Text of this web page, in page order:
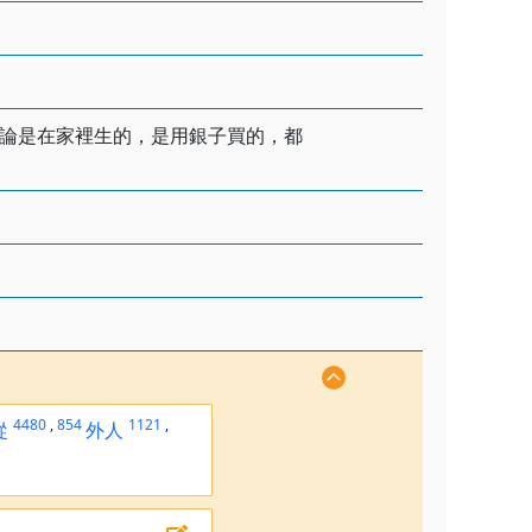
是在家裡生的，是用銀子買的，都
4480 ,854外人 1121 ,